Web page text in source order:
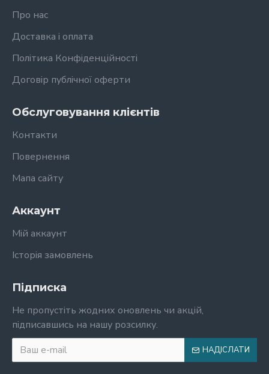
Про нас
Доставка і оплата
Політика Конфіденційності
Договір публічної оферти
Обслуговування клієнтів
Контакти
Повернення
Мапа сайту
Аккаунт
Мій аккаунт
Історія замовлень
Підписка
Не пропустіть жодних оновлень чи акцій,
підписавшись на нашу розсилку.
НАДІСЛАТИ